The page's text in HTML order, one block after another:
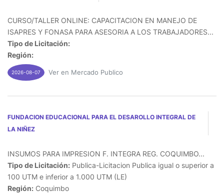
CURSO/TALLER ONLINE: CAPACITACION EN MANEJO DE
ISAPRES Y FONASA PARA ASESORIA A LOS TRABAJADORES...
Tipo de Licitación:
Región:
2026-08-07 Ver en Mercado Publico
FUNDACION EDUCACIONAL PARA EL DESAROLLO INTEGRAL DE
LA NIÑEZ
INSUMOS PARA IMPRESION F. INTEGRA REG. COQUIMBO...
Tipo de Licitación: Publica-Licitacion Publica igual o superior a
100 UTM e inferior a 1.000 UTM (LE)
Región: Coquimbo